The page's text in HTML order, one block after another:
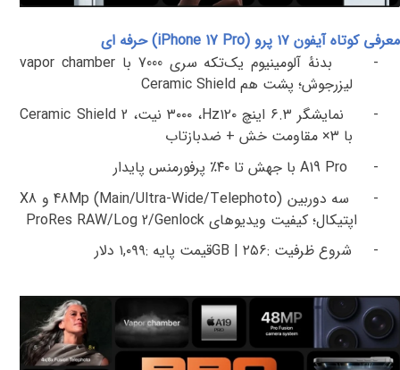
معرفی کوتاه آیفون ۱۷ پرو ( iPhone 17 Pro) حرفه ای
-
بدنهٔ آلومینیوم یک‌تکه سری 7000 با
vapor chamber
لیزرجوش؛ پشت هم Ceramic Shield
-
نمایشگر ۶.۳ اینچ۱۲۰Hz،۳۰۰۰ نیت، Ceramic Shield 2
با ۳× مقاومت خش + ضدبازتاب
-
A19 Pro با جهش تا ۴۰٪ پرفورمنس پایدار
-
سه دوربین (Main/Ultra-Wide/Telephoto
)
48Mpو X8
اپتیکال؛ کیفیت ویدیوهای ProRes RAW/Log 2/Genlock
-
شروع ظرفیت :۲۵۶ GB |قیمت پایه :۱,۰۹۹ دلار